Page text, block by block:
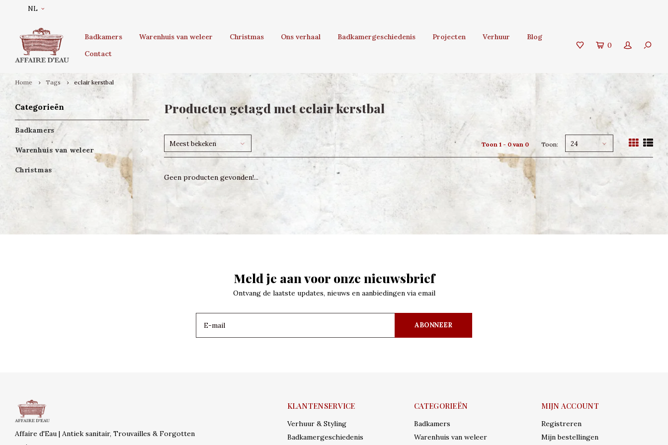
NL
Badkamers Warenhuis van weleer Christmas Ons verhaal Badkamergeschiedenis Projecten Verhuur
Blog
Contact
0
Home Tags eclair kerstbal
Categorieën
Badkamers
Warenhuis van weleer
Christmas
Producten getagd met eclair kerstbal
Meest bekeken Toon 1 - 0 van 0 Toon: 24
Geen producten gevonden!...
Meld je aan voor onze nieuwsbrief
Ontvang de laatste updates, nieuws en aanbiedingen via email
ABONNEER
Affaire d'Eau | Antiek sanitair, Trouvailles & Forgotten
KLANTENSERVICE
Verhuur & Styling
Badkamergeschiedenis
CATEGORIEËN
Badkamers
Warenhuis van weleer
MIJN ACCOUNT
Registreren
Mijn bestellingen